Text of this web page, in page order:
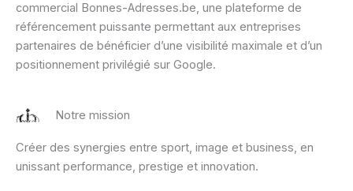
commercial Bonnes-Adresses.be, une plateforme de
référencement puissante permettant aux entreprises
partenaires de bénéficier d’une visibilité maximale et d’un
positionnement privilégié sur Google.
Notre mission
Créer des synergies entre sport, image et business, en
unissant performance, prestige et innovation.